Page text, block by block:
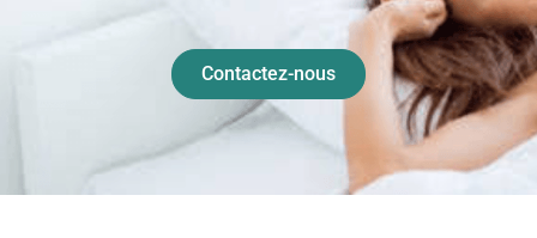
Contactez-nous